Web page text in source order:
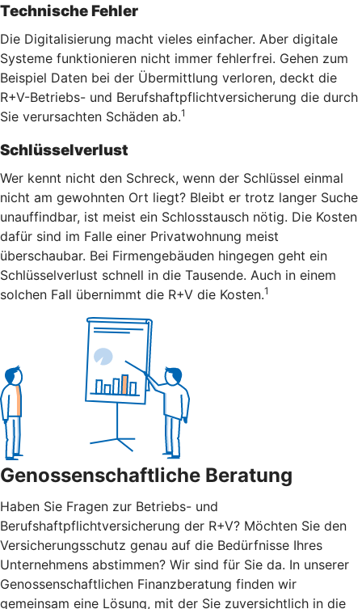
Technische Fehler
Die Digitalisierung macht vieles einfacher. Aber digitale
Systeme funktionieren nicht immer fehlerfrei. Gehen zum
Beispiel Daten bei der Übermittlung verloren, deckt die
R+V-Betriebs- und Berufshaftpflichtversicherung die durch
Sie verursachten Schäden ab.1
Schlüsselverlust
Wer kennt nicht den Schreck, wenn der Schlüssel einmal
nicht am gewohnten Ort liegt? Bleibt er trotz langer Suche
unauffindbar, ist meist ein Schlosstausch nötig. Die Kosten
dafür sind im Falle einer Privatwohnung meist
überschaubar. Bei Firmengebäuden hingegen geht ein
Schlüsselverlust schnell in die Tausende. Auch in einem
solchen Fall übernimmt die R+V die Kosten.1
Genossenschaftliche Beratung
Haben Sie Fragen zur Betriebs- und
Berufshaftpflichtversicherung der R+V? Möchten Sie den
Versicherungsschutz genau auf die Bedürfnisse Ihres
Unternehmens abstimmen? Wir sind für Sie da. In unserer
Genossenschaftlichen Finanzberatung finden wir
gemeinsam eine Lösung, mit der Sie zuversichtlich in die